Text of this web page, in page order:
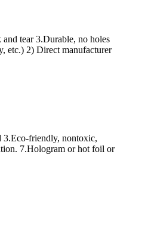
tear 3.Durable, no holes
etc.) 2) Direct manufacturer
3.Eco-friendly, nontoxic,
7.Hologram or hot foil or